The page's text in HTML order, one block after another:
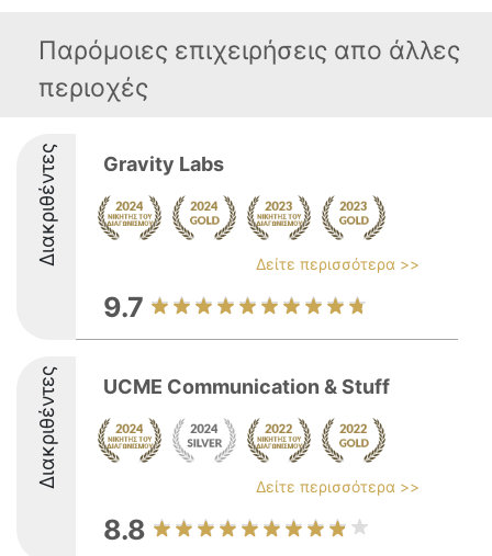
Παρόμοιες επιχειρήσεις απο άλλες
περιοχές
Διακριθέντες Gravity Labs
Δείτε περισσότερα >>
9.7
Διακριθέντες UCME Communication & Stuff
Δείτε περισσότερα >>
8.8